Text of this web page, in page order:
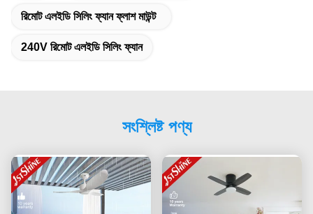
রিমোট এলইডি সিলিং ফ্যান ফ্লাশ মাউন্ট
240V রিমোট এলইডি সিলিং ফ্যান
সংশ্লিষ্ট পণ্য